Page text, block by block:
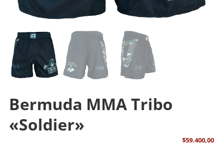
Bermuda MMA Tribo
«Soldier»
$59.400,00